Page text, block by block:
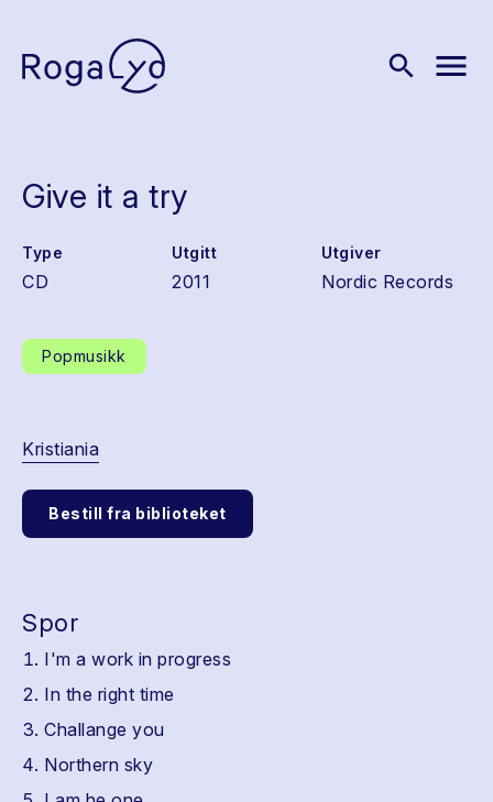
search menu
Give it a try
Type
CD
Utgitt
2011
Utgiver
Nordic Records
Popmusikk
Kristiania
Bestill fra biblioteket
Spor
I'm a work in progress
In the right time
Challange you
Northern sky